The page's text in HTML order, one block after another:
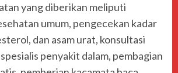
yang diberikan meliputi
umum, pengecekan kadar
dan asam urat, konsultasi
penyakit dalam, pembagian